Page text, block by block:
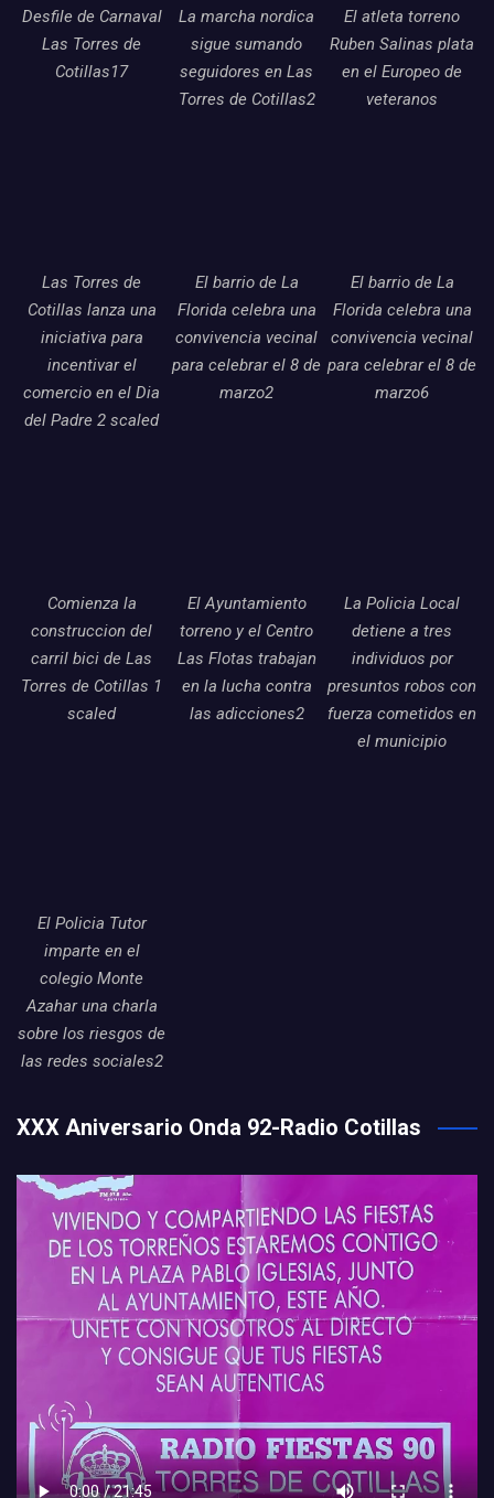
Desfile de Carnaval
Las Torres de
Cotillas17
La marcha nordica
sigue sumando
seguidores en Las
Torres de Cotillas2
El atleta torreno
Ruben Salinas plata
en el Europeo de
veteranos
Las Torres de
Cotillas lanza una
iniciativa para
incentivar el
comercio en el Dia
del Padre 2 scaled
El barrio de La
Florida celebra una
convivencia vecinal
para celebrar el 8 de
marzo2
El barrio de La
Florida celebra una
convivencia vecinal
para celebrar el 8 de
marzo6
Comienza la
construccion del
carril bici de Las
Torres de Cotillas 1
scaled
El Ayuntamiento
torreno y el Centro
Las Flotas trabajan
en la lucha contra
las adicciones2
La Policia Local
detiene a tres
individuos por
presuntos robos con
fuerza cometidos en
el municipio
El Policia Tutor
imparte en el
colegio Monte
Azahar una charla
sobre los riesgos de
las redes sociales2
XXX Aniversario Onda 92-Radio Cotillas